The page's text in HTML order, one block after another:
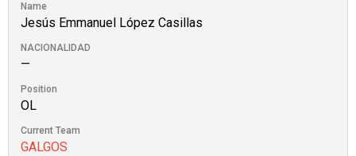
Name
Jesús Emmanuel López Casillas
NACIONALIDAD
—
Position
OL
Current Team
GALGOS